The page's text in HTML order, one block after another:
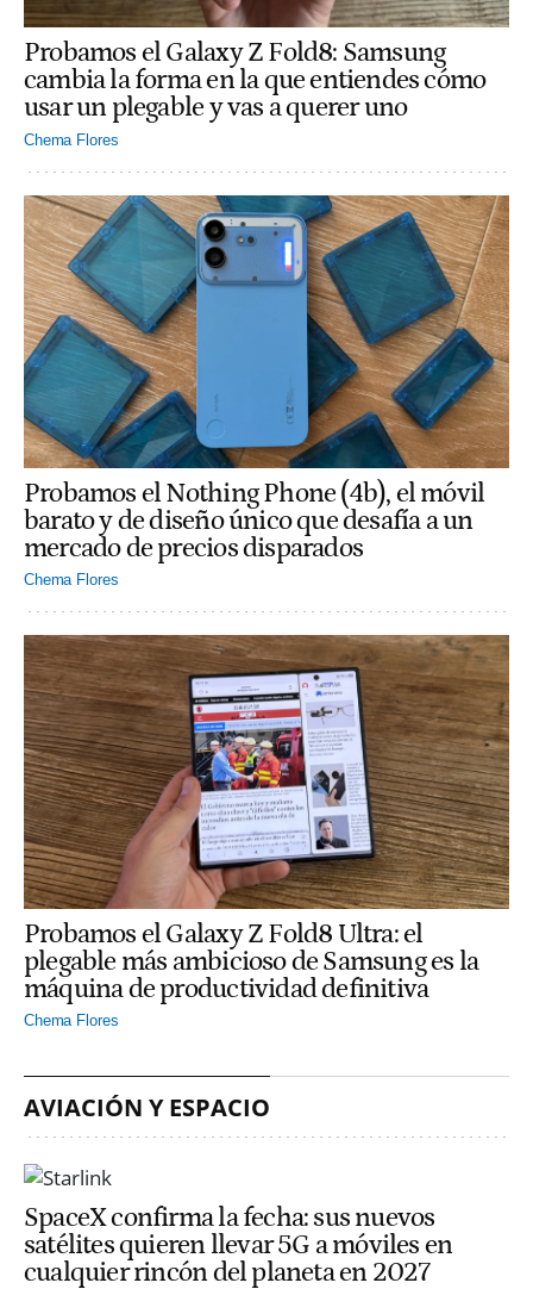
Probamos el Galaxy Z Fold8: Samsung
cambia la forma en la que entiendes cómo
usar un plegable y vas a querer uno
Chema Flores
Probamos el Nothing Phone (4b), el móvil
barato y de diseño único que desafía a un
mercado de precios disparados
Chema Flores
Probamos el Galaxy Z Fold8 Ultra: el
plegable más ambicioso de Samsung es la
máquina de productividad definitiva
Chema Flores
AVIACIÓN Y ESPACIO
SpaceX confirma la fecha: sus nuevos
satélites quieren llevar 5G a móviles en
cualquier rincón del planeta en 2027